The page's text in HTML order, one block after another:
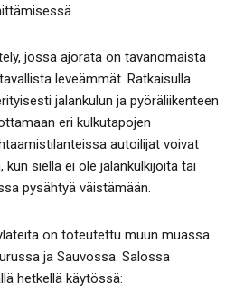
jossa ajorata on tavanomaista
leveämmät. Ratkaisulla
jalankulun ja pyöräliikenteen
eri kulkutapojen
autoilijat voivat
kun siellä ei ole jalankulkijoita tai
pysähtyä väistämään.
on toteutettu muun muassa
ja Sauvossa. Salossa
hetkellä käytössä: